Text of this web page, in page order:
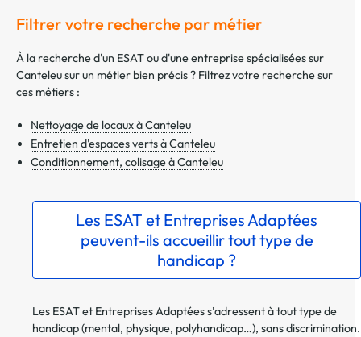
Filtrer votre recherche par métier
À la recherche d'un ESAT ou d'une entreprise spécialisées sur
Canteleu sur un métier bien précis ? Filtrez votre recherche sur
ces métiers :
Nettoyage de locaux à Canteleu
Entretien d'espaces verts à Canteleu
Conditionnement, colisage à Canteleu
Les ESAT et Entreprises Adaptées
peuvent-ils accueillir tout type de
handicap ?
Les ESAT et Entreprises Adaptées s’adressent à tout type de
handicap (mental, physique, polyhandicap…), sans discrimination.